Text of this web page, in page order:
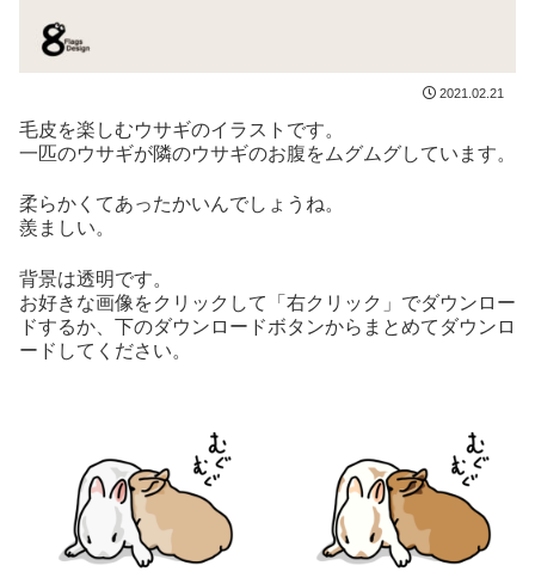
2021.02.21
毛皮を楽しむウサギのイラストです。
一匹のウサギが隣のウサギのお腹をムグムグしています。
柔らかくてあったかいんでしょうね。
羨ましい。
背景は透明です。
お好きな画像をクリックして「右クリック」でダウンロー
ドするか、下のダウンロードボタンからまとめてダウンロ
ードしてください。